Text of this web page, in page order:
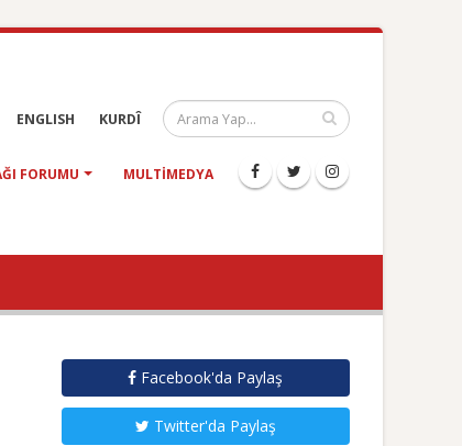
ENGLISH KURDÎ
FORUMU MULTIMEDYA
Facebook'da Paylaş
Twitter'da Paylaş